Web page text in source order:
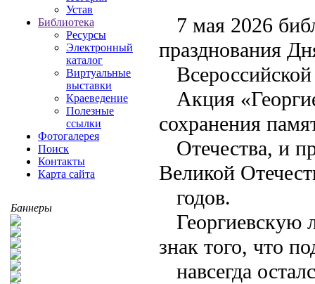
Устав
Библиотека
Ресурсы
Электронный
каталог
Виртуальные
выставки
Краеведение
Полезные
ссылки
Фотогалерея
Поиск
Контакты
Карта сайта
Баннеры
7 мая 2026
празднования
Акция
сохранения
Отечества, и
Великой
годов.
Георгиевскую
знак того, что
навсегда